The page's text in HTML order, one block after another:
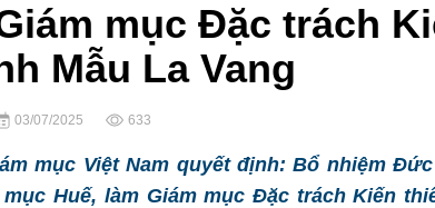
mục Đặc trách
Mẫu La Vang
03/07/2025 633
mục Việt Nam quyết định: Bổ nhiệm
Huế, làm Giám mục Đặc trách Kiến